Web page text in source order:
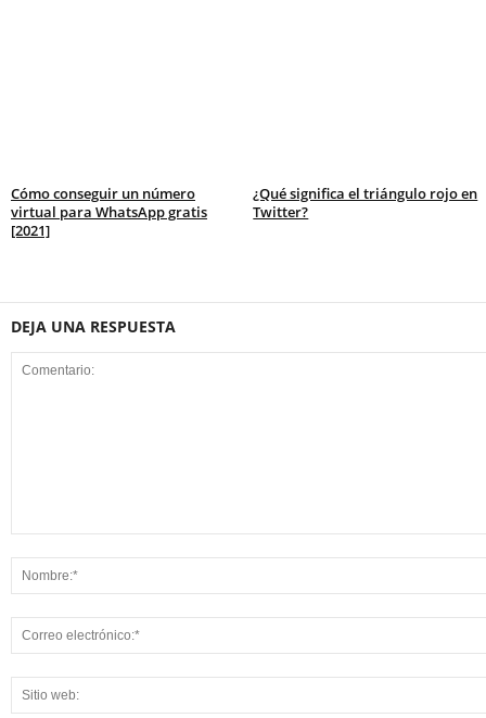
Cómo conseguir un número
virtual para WhatsApp gratis
[2021]
¿Qué significa el triángulo rojo en
Twitter?
DEJA UNA RESPUESTA